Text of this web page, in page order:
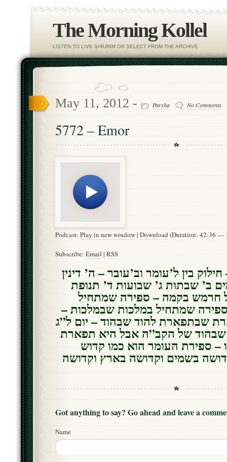
The Morning Kollel
LISTEN TO LIVE SHIURIM OR SELECT FROM THE ARCHIVE
May 11, 2012 - Parsha No Comments
5772 – Emor
Podcast: Play in new window| Download (Duration: 42:36 —
Subscribe: Email | RSS
בין ל’עומר וב’עובר – ה’ דינין
ב’ שבתות ג’ שבועות ד’ תנופת
חרמש בקמה – ספירה שמתחיל
שמתחיל במלכות שבמלכות –
שבתפארת להוד שבהוד – יום ל”ג
שבהוד של הקב”ה אבל היא תפארת
ספירת העומר הוא כמו קדוש
בשמים וקדושה בארץ וקדושה
Got anything to say? Go ahead and leave a
Name